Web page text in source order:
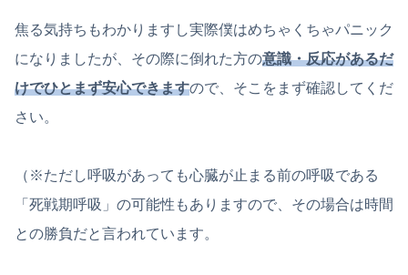
焦る気持ちもわかりますし実際僕はめちゃくちゃパニック
になりましたが、その際に倒れた方の意識・反応があるだ
けでひとまず安心できますので、そこをまず確認してくだ
さい。
（※ただし呼吸があっても心臓が止まる前の呼吸である
「死戦期呼吸」の可能性もありますので、その場合は時間
との勝負だと言われています。